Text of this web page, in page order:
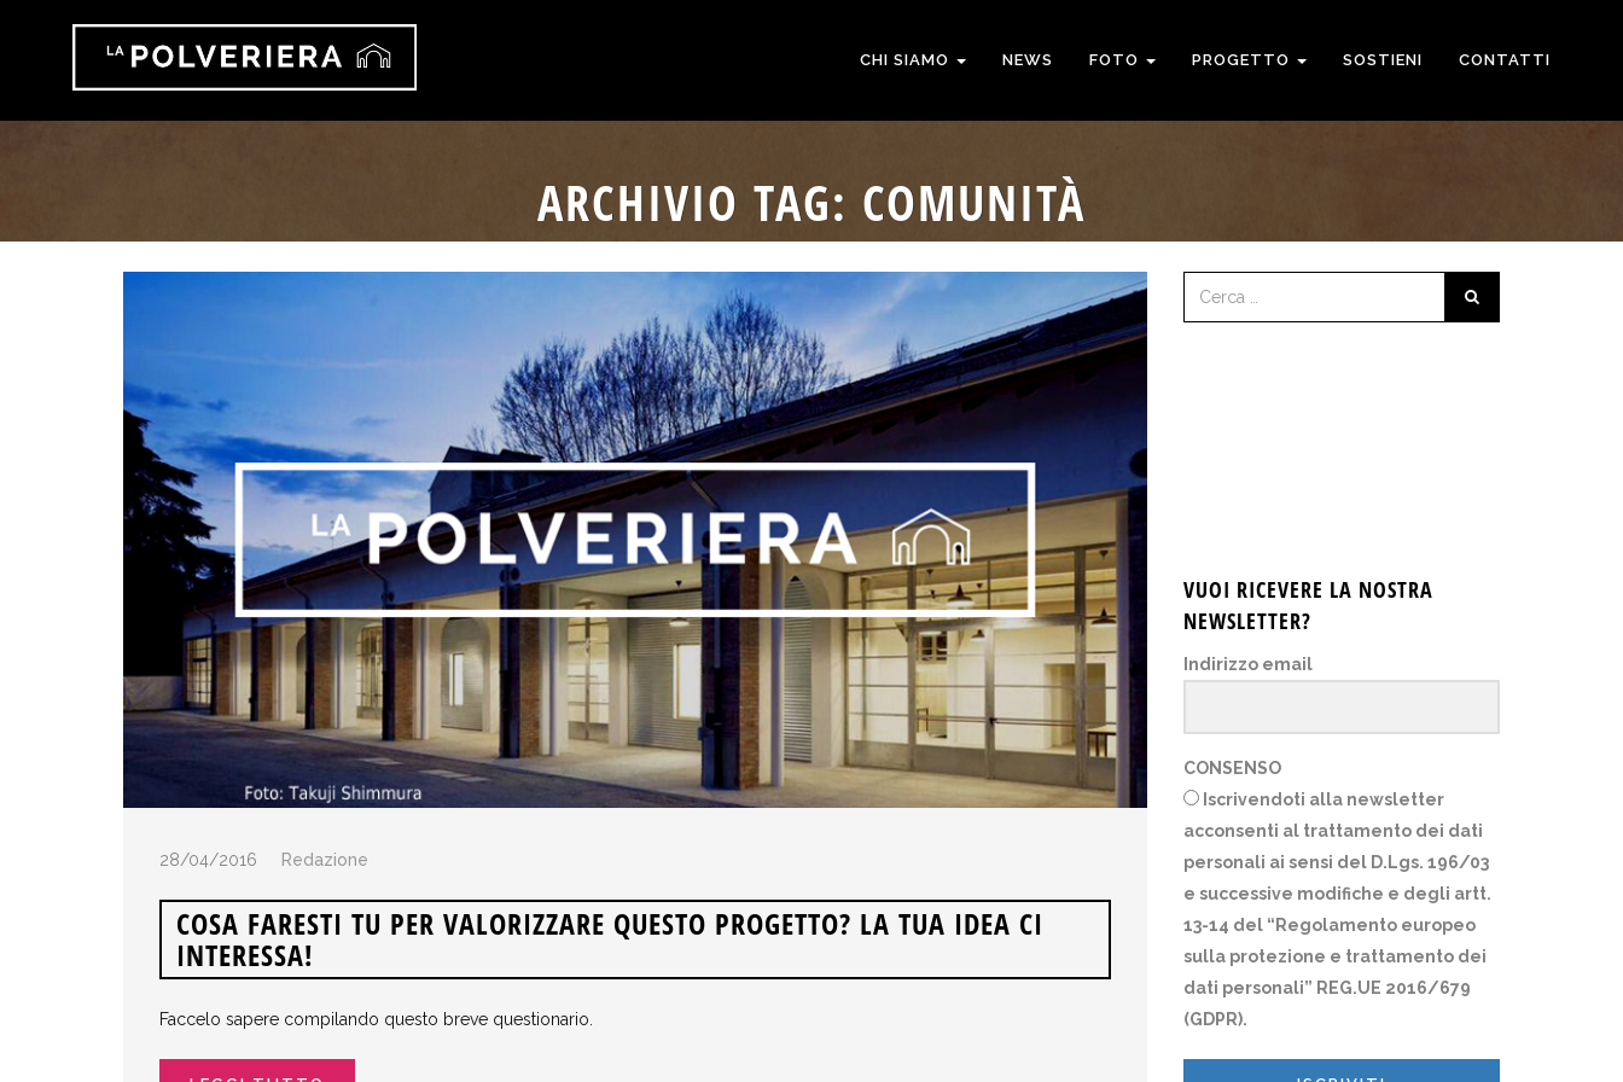
CHI SIAMO NEWS FOTO PROGETTO SOSTIENI CONTATTI
ARCHIVIO TAG: COMUNITÀ
28/04/2016 Redazione
COSA FARESTI TU PER VALORIZZARE QUESTO PROGETTO? LA TUA IDEA CI
INTERESSA!
Faccelo sapere compilando questo breve questionario.
VUOI RICEVERE LA NOSTRA
NEWSLETTER?
Indirizzo email
CONSENSO
Iscrivendoti alla newsletter
acconsenti al trattamento dei dati
personali ai sensi del D.Lgs. 196/03
e successive modifiche e degli artt.
13-14 del “Regolamento europeo
sulla protezione e trattamento dei
dati personali” REG.UE 2016/679
(GDPR).